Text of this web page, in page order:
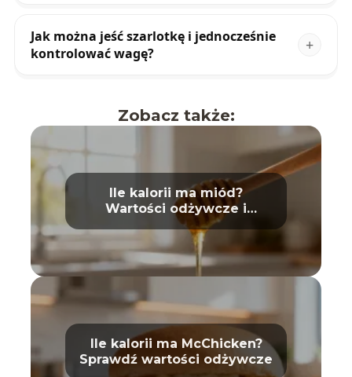
Jak można jeść szarlotkę i jednocześnie
kontrolować wagę?
Zobacz także:
Ile kalorii ma miód?
Wartości odżywcze i
właściwości
Ile kalorii ma McChicken?
Sprawdź wartości odżywcze